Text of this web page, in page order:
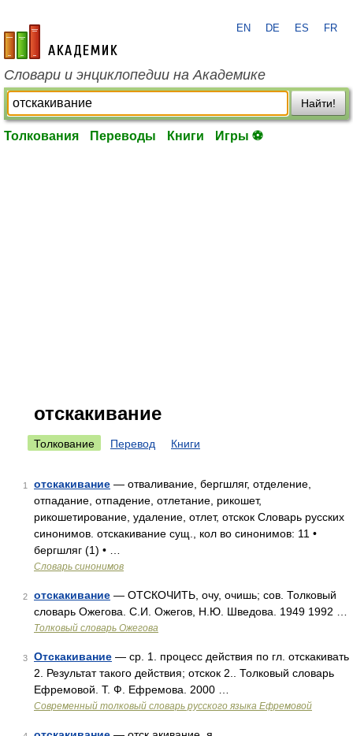
academic.ru
EN DE ES FR
Словари и энциклопедии на Академике
Найти!
Толкования Переводы Книги Игры ⚽
отскакивание
Толкование Перевод Книги
1 отскакивание — отваливание, бергшляг, отделение,
отпадание, отпадение, отлетание, рикошет,
рикошетирование, удаление, отлет, отскок Словарь русских
синонимов. отскакивание сущ., кол во синонимов: 11 •
бергшляг (1) • …
Словарь синонимов
2 отскакивание — ОТСКОЧИТЬ, очу, очишь; сов. Толковый
словарь Ожегова. С.И. Ожегов, Н.Ю. Шведова. 1949 1992 …
Толковый словарь Ожегова
3 Отскакивание — ср. 1. процесс действия по гл. отскакивать
2. Результат такого действия; отскок 2.. Толковый словарь
Ефремовой. Т. Ф. Ефремова. 2000 …
Современный толковый словарь русского языка Ефремовой